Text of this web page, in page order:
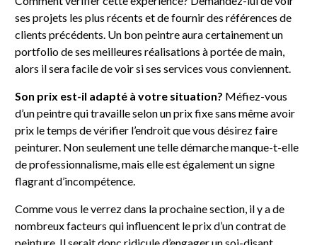
ses projets les plus récents et de fournir des références de
clients précédents. Un bon peintre aura certainement un
portfolio de ses meilleures réalisations à portée de main,
alors il sera facile de voir si ses services vous conviennent.
Son prix est-il adapté à votre situation? Méfiez-vous
d’un peintre qui travaille selon un prix fixe sans même avoir
prix le temps de vérifier l’endroit que vous désirez faire
peinturer. Non seulement une telle démarche manque-t-elle
de professionnalisme, mais elle est également un signe
flagrant d’incompétence.
Comme vous le verrez dans la prochaine section, il y a de
nombreux facteurs qui influencent le prix d’un contrat de